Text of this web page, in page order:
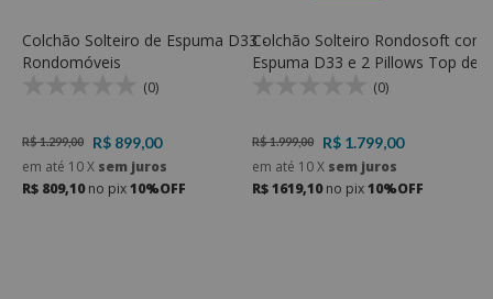
Colchão Solteiro de Espuma D33 -
Rondomóveis
(0)
R$ 1.299,00
R$ 899,00
em até 10X sem juros
R$ 809,10no pix10%OFF
Colchão Solteiro Rondosoft com
Espuma D33 e 2 Pillows Top de
Espuma D23 Soft(0)
R$ 1.999,00
R$ 1.799,00
em até 10X sem juros
R$ 1619,10no pix10%OFF